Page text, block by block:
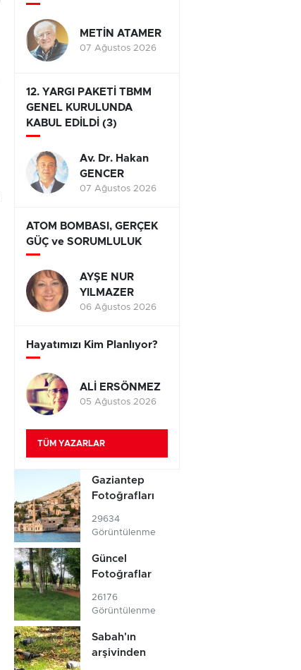
METİN ATAMER
07 Ağustos 2026
12. YARGI PAKETİ TBMM
GENEL KURULUNDA
KABUL EDİLDİ (3)
Av. Dr. Hakan
GENCER
07 Ağustos 2026
ATOM BOMBASI, GERÇEK
GÜÇ ve SORUMLULUK
AYŞE NUR
YILMAZER
06 Ağustos 2026
Hayatımızı Kim Planlıyor?
ALİ ERSÖNMEZ
05 Ağustos 2026
TÜM YAZARLAR
Gaziantep
Fotoğrafları
29634
Görüntülenme
Güncel
Fotoğraflar
26176
Görüntülenme
Sabah'ın
arşivinden